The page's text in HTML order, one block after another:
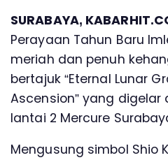
SURABAYA,
Perayaan Tahun Baru
meriah dan penuh
bertajuk “Eternal Lunar
Ascension” yang digelar
lantai 2 Mercure
Mengusung simbol Shio